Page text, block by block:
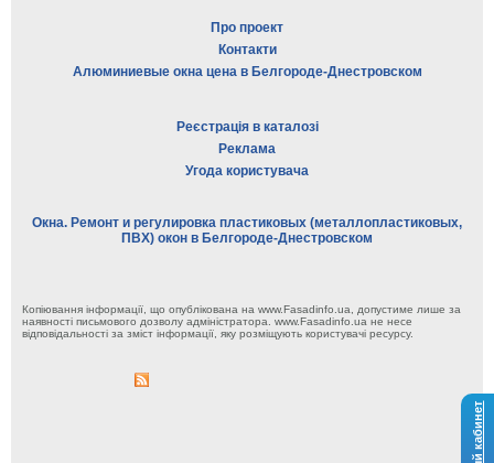
Про проект
Контакти
Алюминиевые окна цена в Белгороде-Днестровском
Реєстрація в каталозі
Реклама
Угода користувача
Окна. Ремонт и регулировка пластиковых (металлопластиковых,
ПВХ) окон в Белгороде-Днестровском
Копіювання інформації, що опублікована на www.Fasadinfo.ua, допустиме лише за
наявності письмового дозволу адміністратора. www.Fasadinfo.ua не несе
відповідальності за зміст інформації, яку розміщують користувачі ресурсу.